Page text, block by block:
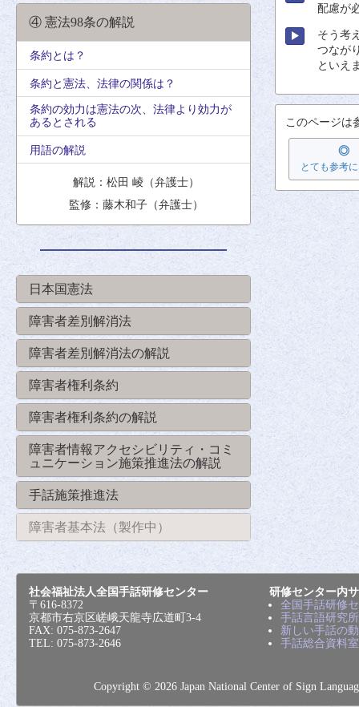
④ 憲法98条の解説
条約とは？
条約と憲法、法律の関係は？
条約の効力は憲法の次、法律より効力が
あるとされる
用語の解説
解説：松田 崚（弁護士）
監修：藤木和子（弁護士）
日本国憲法
障害者差別解消法
障害者差別解消法の解説
障害者権利条約
障害者権利条約の解説
障害者情報アクセシビリティ・コミ
ュニケーション施策推進法の解説
手話施策推進法
障害者基本法（製作中）
配慮が
そう考
つなが
といえ
このページは
◎
とても参考
社会福祉法人全国手話研修センター
〒616-8372
京都市右京区嵯峨天龍寺広道町3-4
FAX: 075-873-2647
TEL: 075-873-2646
研修センター内
全国手話研修
手話言語研究所
新しい手話の
手話総合資料室
Copyright © 2026 Japan National Center of Sign